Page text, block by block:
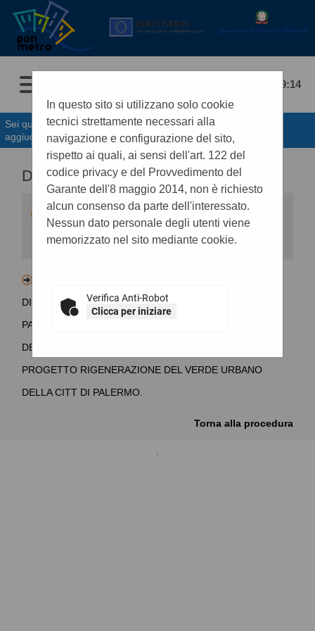
07/08/2026 19:14
Sei qui: Home» Procedure d'appalto e contratti
aggiudicazione, esiti e affida...
In questo sito si utilizzano solo cookie
tecnici strettamente necessari alla
navigazione e configurazione del sito,
rispetto ai quali, ai sensi dell'art. 122 del
codice privacy e del Provvedimento del
Garante dell'8 maggio 2014, non è richiesto
alcun consenso da parte dell'interessato.
Nessun dato personale degli utenti viene
memorizzato nel sito mediante cookie.
Verifica Anti-Robot
Clicca per iniziare
DATI APERTI BDNCP
Viene qui riportato il collegamento ipertestuale
che rinvia ai dati relativi all'intero ciclo di vita del
contratto contenuti nella BDNCP (Banca Dati
Nazionale dei Contratti Pubblici istituita da
procedura contrattuale, dai primi atti
all'esecuzione.
DIRETTO, DEL SERVIZIO DI CENSIMENTO DEL
PATRIMONIO ARBOREO, POSTO LUNGO GLI ASSI VIARI
DELLA CITT DI PALERMO ED INTERESSATI DAL
PROGETTO RIGENERAZIONE DEL VERDE URBANO
DELLA CITT DI PALERMO.
Torna alla procedura
.